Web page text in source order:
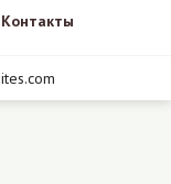
Контакты